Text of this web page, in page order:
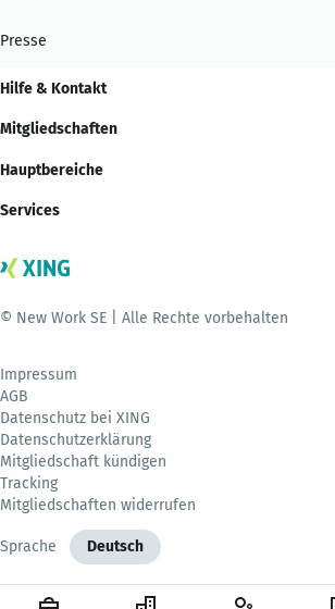
Presse
Hilfe & Kontakt
Mitgliedschaften
Hauptbereiche
Services
© New Work SE | Alle Rechte vorbehalten
Impressum
AGB
Datenschutz bei XING
Datenschutzerklärung
Mitgliedschaft kündigen
Tracking
Mitgliedschaften widerrufen
Sprache Deutsch